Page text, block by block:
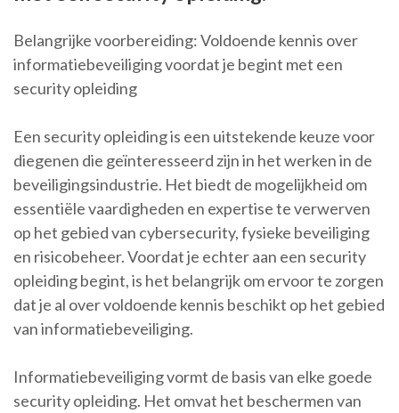
Belangrijke voorbereiding: Voldoende kennis over
informatiebeveiliging voordat je begint met een
security opleiding
Een security opleiding is een uitstekende keuze voor
diegenen die geïnteresseerd zijn in het werken in de
beveiligingsindustrie. Het biedt de mogelijkheid om
essentiële vaardigheden en expertise te verwerven
op het gebied van cybersecurity, fysieke beveiliging
en risicobeheer. Voordat je echter aan een security
opleiding begint, is het belangrijk om ervoor te zorgen
dat je al over voldoende kennis beschikt op het gebied
van informatiebeveiliging.
Informatiebeveiliging vormt de basis van elke goede
security opleiding. Het omvat het beschermen van